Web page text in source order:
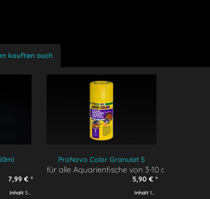
kauften auch
7,99 € *
Inhalt50 ml
ProNovo Color Granulat S
für alle Aquarienfische von 3-10 cm
5,90 € *
Inhalt 100 ml